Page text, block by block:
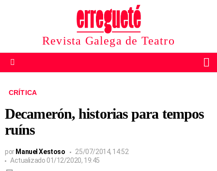
Revista Galega de Teatro
CRÍTICA
Decamerón, historias para tempos
ruíns
por Manuel Xestoso
25/07/2014, 14:52
Actualizado 01/12/2020, 19:45